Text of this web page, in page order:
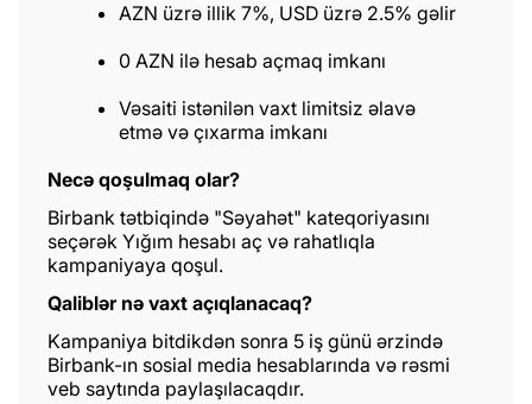
AZN üzrə illik 7%, USD üzrə 2.5% gəlir
0 AZN ilə hesab açmaq imkanı
Vəsaiti istənilən vaxt limitsiz əlavə
etmə və çıxarma imkanı
Necə qoşulmaq olar?
Birbank tətbiqində "Səyahət" kateqoriyasını
seçərək Yığım hesabı aç və rahatlıqla
kampaniyaya qoşul.
Qaliblər nə vaxt açıqlanacaq?
Kampaniya bitdikdən sonra 5 iş günü ərzində
Birbank-ın sosial media hesablarında və rəsmi
veb saytında paylaşılacaqdır.